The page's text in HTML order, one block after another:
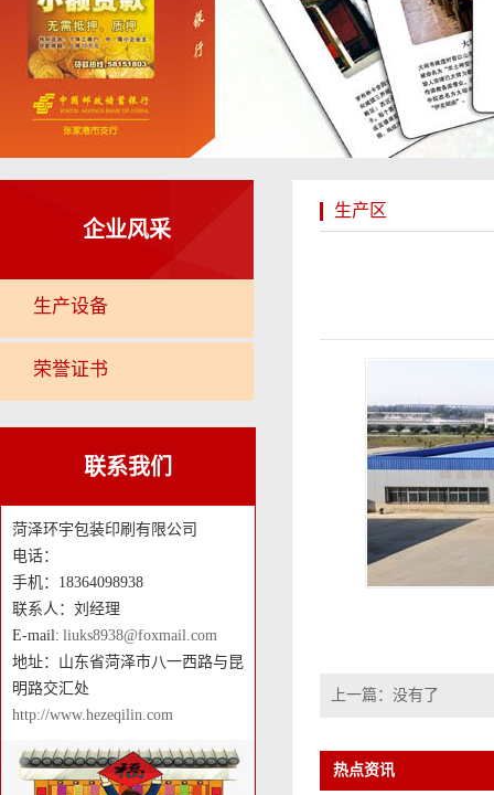
企业风采
生产设备
荣誉证书
联系我们
菏泽环宇包装印刷有限公司
电话：
手机：18364098938
联系人：刘经理
E-mail: liuks8938@foxmail.com
地址：山东省菏泽市八一西路与昆
明路交汇处
http://www.hezeqilin.com
生产区
上一篇：没有了
热点资讯